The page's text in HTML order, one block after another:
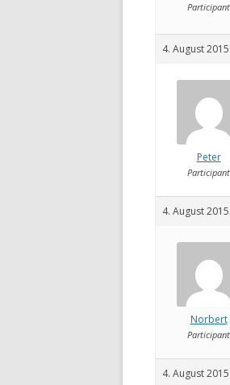
Participant
4. August
Peter
Participant
4. August
Norbert
Participant
4. August